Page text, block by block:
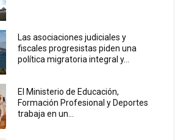
Las asociaciones judiciales y
fiscales progresistas piden una
política migratoria integral y...
El Ministerio de Educación,
Formación Profesional y Deportes
trabaja en un...